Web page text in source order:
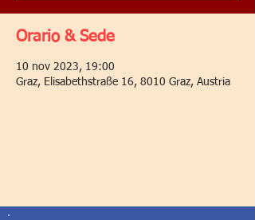
Orario & Sede
10 nov 2023, 19:00
Graz, Elisabethstraße 16, 8010 Graz, Austria